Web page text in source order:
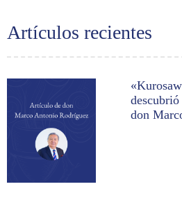
Artículos recientes
don